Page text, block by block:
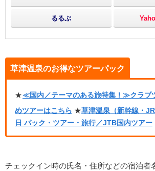
るるぶ
草津温泉のお得なツアーパック
★≪国内／テーマのある旅特集！≫クラブ
めツアーはこちら ★草津温泉（新幹線・
日 パック・ツアー・旅行／JTB国内ツアー
チェックイン時の氏名・住所などの宿泊者